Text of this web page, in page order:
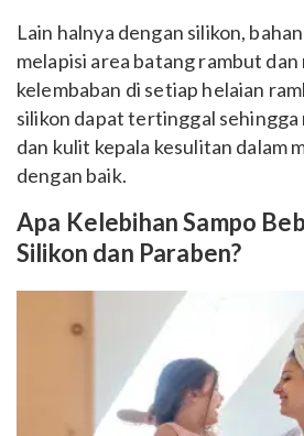
Lain halnya dengan silikon,
melapisi area batang rambut
kelembaban di setiap helaian
silikon dapat tertinggal
dan kulit kepala kesulitan dalam
dengan baik.
Apa Kelebihan Sampo
Silikon dan Paraben?